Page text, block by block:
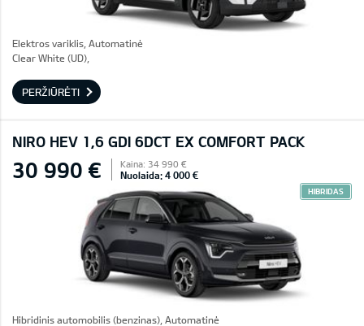
Elektros variklis, Automatinė
Clear White (UD),
PERŽIŪRĖTI
NIRO HEV 1,6 GDI 6DCT EX COMFORT PACK
30 990 € Kaina: 34 990 €
Nuolaida: 4 000 €
HIBRIDAS
Hibridinis automobilis (benzinas), Automatinė